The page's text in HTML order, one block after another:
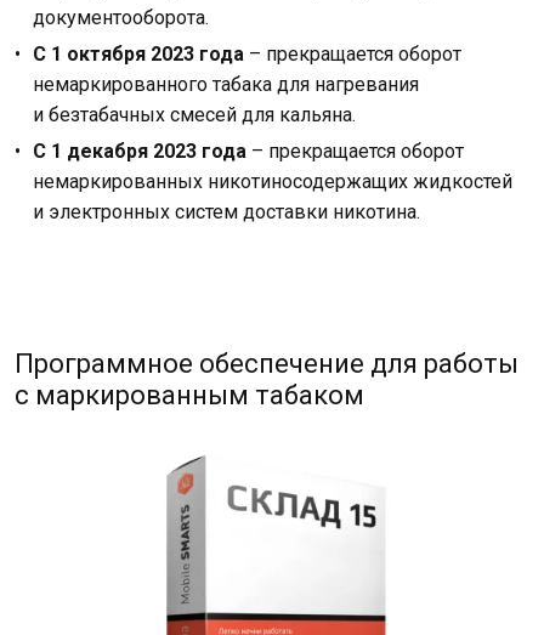
документооборота.
С 1 октября 2023 года – прекращается оборот
немаркированного табака для нагревания
и безтабачных смесей для кальяна.
С 1 декабря 2023 года – прекращается оборот
немаркированных никотиносодержащих жидкостей
и электронных систем доставки никотина.
Программное обеспечение для работы
с маркированным табаком